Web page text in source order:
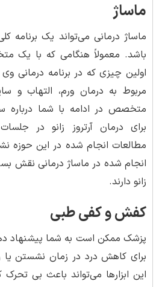
ماساژ
ماساژ درمانی می‌تواند یک برنامه
باشد. معمولاً هنگامی که با یک
اولین چیزی که در برنامه درمانی
مربوط به درمان ورم، التهاب و
متخصص در ادامه با شما درباره
برای درمان آرتروز زانو در
مطالعات انجام شده در این حوزه
انجام شده در ماساژ درمانی نقش
زانو دارند.
کفش و کفی طبی
پزشک ممکن است به شما پیشنهاد
برای کاهش درد در زمان نشستن یا
این ابزارها می‌تواند باعث بی